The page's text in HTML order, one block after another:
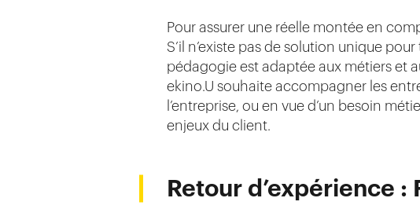
Pour assurer une réelle montée en
S’il n’existe pas de solution unique
pédagogie est adaptée aux métiers et
ekino.U souhaite accompagner les
l’entreprise, ou en vue d’un besoin
enjeux du client.
Retour d’expérience